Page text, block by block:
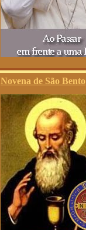
Novena de São Bento